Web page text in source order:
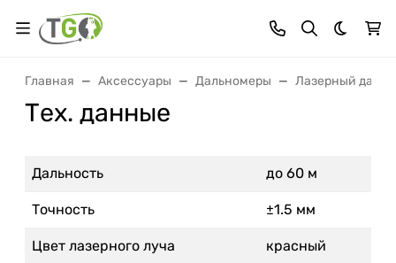
Темная
Главная Аксессуары Дальномеры Лазерный
Тех. данные
Дальность до 60 м
Точность ±1.5 мм
Цвет лазерного луча красный